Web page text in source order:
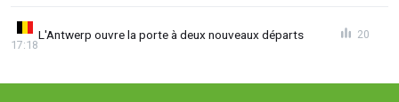
L'Antwerp ouvre la porte à deux nouveaux départs
17:18
20